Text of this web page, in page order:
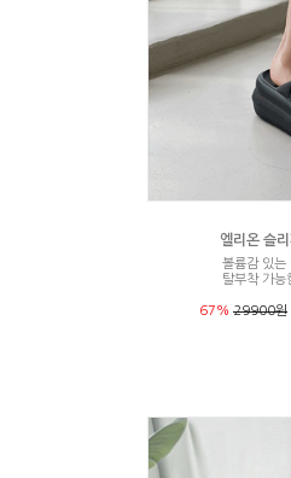
엘리온 슬
볼륨감 있는
탈부착 가능
67% 29900원